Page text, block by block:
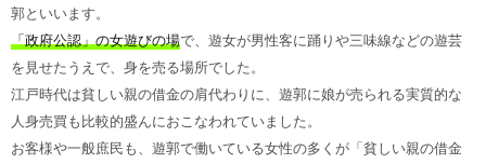
郭といいます。
「政府公認」の女遊びの場で、遊女が男性客に踊りや三味線などの遊芸
を見せたうえで、身を売る場所でした。
江戸時代は貧しい親の借金の肩代わりに、遊郭に娘が売られる実質的な
人身売買も比較的盛んにおこなわれていました。
お客様や一般庶民も、遊郭で働いている女性の多くが「貧しい親の借金